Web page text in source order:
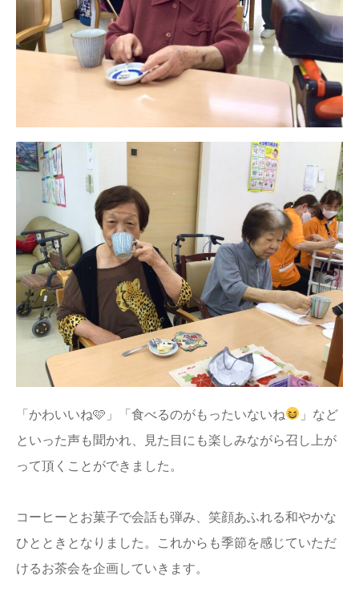
「かわいいね🩷」「食べるのがもったいないね
」など
といった声も聞かれ、見た目にも楽しみながら召し上が
って頂くことができました。
コーヒーとお菓子で会話も弾み、笑顔あふれる和やかな
ひとときとなりました。これからも季節を感じていただ
けるお茶会を企画していきます。